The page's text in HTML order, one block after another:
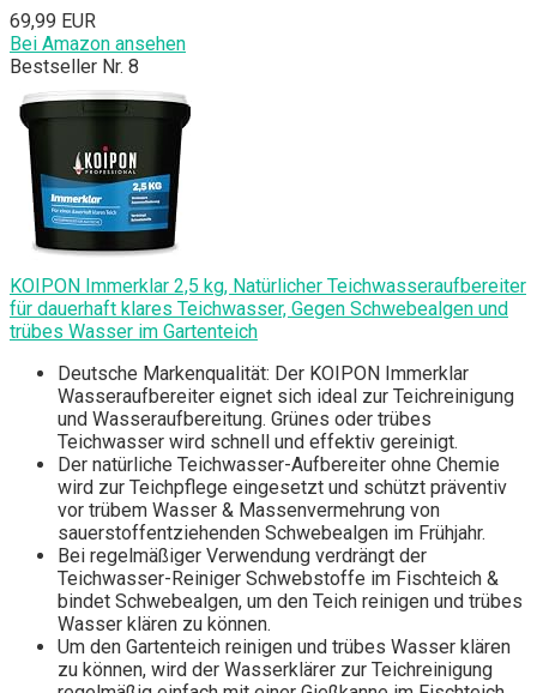
69,99 EUR
Bei Amazon ansehen
Bestseller Nr. 8
KOIPON Immerklar 2,5 kg, Natürlicher Teichwasseraufbereiter
für dauerhaft klares Teichwasser, Gegen Schwebealgen und
trübes Wasser im Gartenteich
Deutsche Markenqualität: Der KOIPON Immerklar
Wasseraufbereiter eignet sich ideal zur Teichreinigung
und Wasseraufbereitung. Grünes oder trübes
Teichwasser wird schnell und effektiv gereinigt.
Der natürliche Teichwasser-Aufbereiter ohne Chemie
wird zur Teichpflege eingesetzt und schützt präventiv
vor trübem Wasser & Massenvermehrung von
sauerstoffentziehenden Schwebealgen im Frühjahr.
Bei regelmäßiger Verwendung verdrängt der
Teichwasser-Reiniger Schwebstoffe im Fischteich &
bindet Schwebealgen, um den Teich reinigen und trübes
Wasser klären zu können.
Um den Gartenteich reinigen und trübes Wasser klären
zu können, wird der Wasserklärer zur Teichreinigung